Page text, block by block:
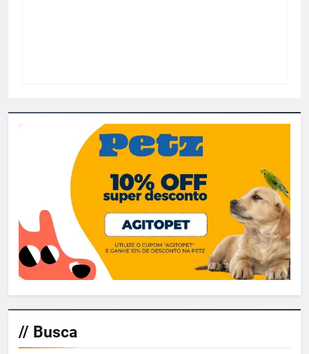
// Busca